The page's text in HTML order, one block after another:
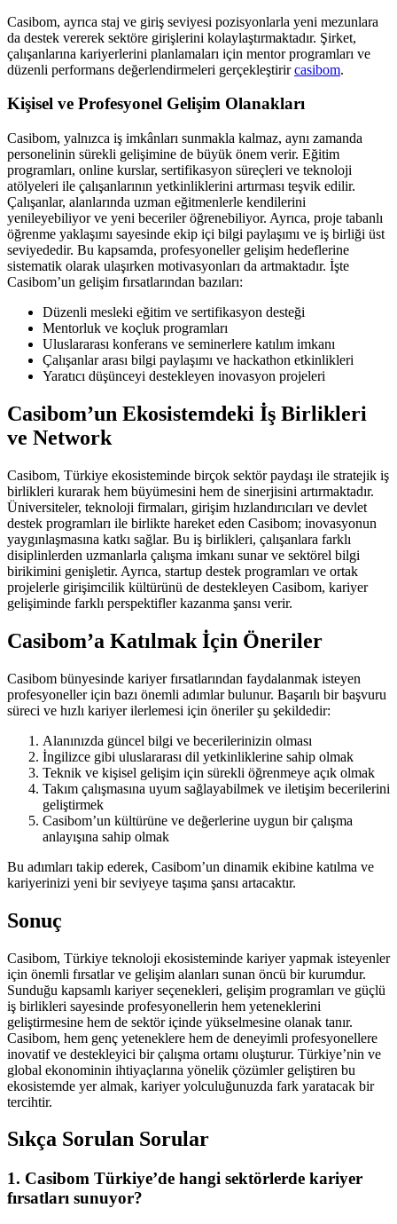
Casibom, ayrıca staj ve giriş seviyesi pozisyonlarla yeni mezunlara
da destek vererek sektöre girişlerini kolaylaştırmaktadır. Şirket,
çalışanlarına kariyerlerini planlamaları için mentor programları ve
düzenli performans değerlendirmeleri gerçekleştirircasibom.
Kişisel ve Profesyonel Gelişim Olanakları
Casibom, yalnızca iş imkânları sunmakla kalmaz, aynı zamanda
personelinin sürekli gelişimine de büyük önem verir. Eğitim
programları, online kurslar, sertifikasyon süreçleri ve teknoloji
atölyeleri ile çalışanlarının yetkinliklerini artırması teşvik edilir.
Çalışanlar, alanlarında uzman eğitmenlerle kendilerini
yenileyebiliyor ve yeni beceriler öğrenebiliyor. Ayrıca, proje tabanlı
öğrenme yaklaşımı sayesinde ekip içi bilgi paylaşımı ve iş birliği üst
seviyededir. Bu kapsamda, profesyoneller gelişim hedeflerine
sistematik olarak ulaşırken motivasyonları da artmaktadır. İşte
Casibom’un gelişim fırsatlarından bazıları:
Düzenli mesleki eğitim ve sertifikasyon desteği
Mentorluk ve koçluk programları
Uluslararası konferans ve seminerlere katılım imkanı
Çalışanlar arası bilgi paylaşımı ve hackathon etkinlikleri
Yaratıcı düşünceyi destekleyen inovasyon projeleri
Casibom’un Ekosistemdeki İş Birlikleri
ve Network
Casibom, Türkiye ekosisteminde birçok sektör paydaşı ile stratejik iş
birlikleri kurarak hem büyümesini hem de sinerjisini artırmaktadır.
Üniversiteler, teknoloji firmaları, girişim hızlandırıcıları ve devlet
destek programları ile birlikte hareket eden Casibom; inovasyonun
yaygınlaşmasına katkı sağlar. Bu iş birlikleri, çalışanlara farklı
disiplinlerden uzmanlarla çalışma imkanı sunar ve sektörel bilgi
birikimini genişletir. Ayrıca, startup destek programları ve ortak
projelerle girişimcilik kültürünü de destekleyen Casibom, kariyer
gelişiminde farklı perspektifler kazanma şansı verir.
Casibom’a Katılmak İçin Öneriler
Casibom bünyesinde kariyer fırsatlarından faydalanmak isteyen
profesyoneller için bazı önemli adımlar bulunur. Başarılı bir başvuru
süreci ve hızlı kariyer ilerlemesi için öneriler şu şekildedir:
Alanınızda güncel bilgi ve becerilerinizin olması
İngilizce gibi uluslararası dil yetkinliklerine sahip olmak
Teknik ve kişisel gelişim için sürekli öğrenmeye açık olmak
Takım çalışmasına uyum sağlayabilmek ve iletişim becerilerini
geliştirmek
Casibom’un kültürüne ve değerlerine uygun bir çalışma
anlayışına sahip olmak
Bu adımları takip ederek, Casibom’un dinamik ekibine katılma ve
kariyerinizi yeni bir seviyeye taşıma şansı artacaktır.
Sonuç
Casibom, Türkiye teknoloji ekosisteminde kariyer yapmak isteyenler
için önemli fırsatlar ve gelişim alanları sunan öncü bir kurumdur.
Sunduğu kapsamlı kariyer seçenekleri, gelişim programları ve güçlü
iş birlikleri sayesinde profesyonellerin hem yeteneklerini
geliştirmesine hem de sektör içinde yükselmesine olanak tanır.
Casibom, hem genç yeteneklere hem de deneyimli profesyonellere
inovatif ve destekleyici bir çalışma ortamı oluşturur. Türkiye’nin ve
global ekonominin ihtiyaçlarına yönelik çözümler geliştiren bu
ekosistemde yer almak, kariyer yolculuğunuzda fark yaratacak bir
tercihtir.
Sıkça Sorulan Sorular
1. Casibom Türkiye’de hangi sektörlerde kariyer
fırsatları sunuyor?